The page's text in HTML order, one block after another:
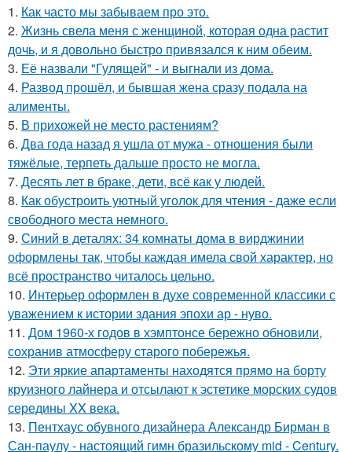
1. Как часто мы забываем про это.
2. Жизнь свела меня с женщиной, которая одна растит
дочь, и я довольно быстро привязался к ним обеим.
3. Её назвали "Гулящей" - и выгнали из дома.
4. Развод прошёл, и бывшая жена сразу подала на
алименты.
5. В прихожей не место растениям?
6. Два года назад я ушла от мужа - отношения были
тяжёлые, терпеть дальше просто не могла.
7. Десять лет в браке, дети, всё как у людей.
8. Как обустроить уютный уголок для чтения - даже если
свободного места немного.
9. Синий в деталях: 34 комнаты дома в вирджинии
оформлены так, чтобы каждая имела свой характер, но
всё пространство читалось цельно.
10. Интерьер оформлен в духе современной классики с
уважением к истории здания эпохи ар - нуво.
11. Дом 1960-х годов в хэмптонсе бережно обновили,
сохранив атмосферу старого побережья.
12. Эти яркие апартаменты находятся прямо на борту
круизного лайнера и отсылают к эстетике морских судов
середины XX века.
13. Пентхаус обувного дизайнера Александр Бирман в
Сан-паулу - настоящий гимн бразильскому mid - Century.